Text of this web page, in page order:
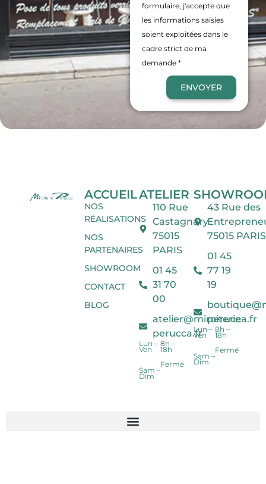
formulaire, j'accepte que
les informations saisies
soient exploitées dans le
cadre strict de ma
demande *
ENVOYER
ACCUEIL
NOS
RÉALISATIONS
NOS
PARTENAIRES
SHOWROOM
CONTACT
BLOG
ATELIER
110 Rue
Castagnary
75015
PARIS
01 45
31 70
00
atelier@miroiterie-
perucca.fr
Lun –
Ven
Sam –
Dim
8h –
18h
Fermé
43 Rue des
75015 PARIS
01 45
77 19
19
perucca.fr
Lun –
Ven
Sam –
Dim
8h –
18h
Fermé